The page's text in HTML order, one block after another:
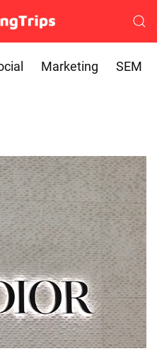
Marketing SEM